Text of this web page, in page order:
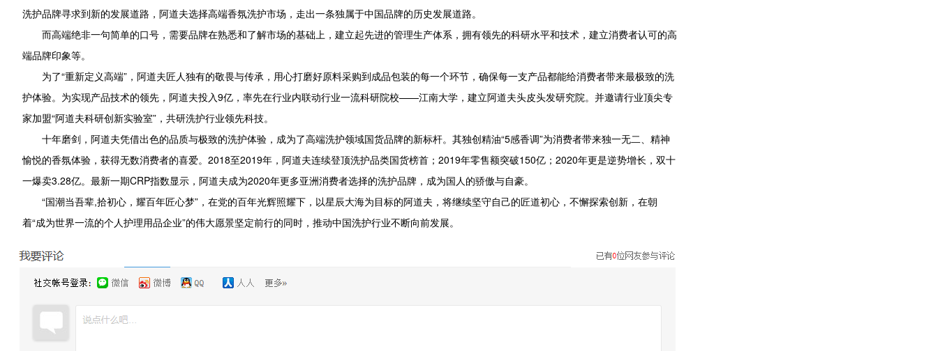
洗护品牌寻求到新的发展道路，阿道夫选择高端香氛洗护市场，走出一条独属于中国品牌的历史发展道路。
而高端绝非一句简单的口号，需要品牌在熟悉和了解市场的基础上，建立起先进的管理生产体系，拥有领先的科研水平和技术，建立消费者认可的高
端品牌印象等。
为了“重新定义高端”，阿道夫匠人独有的敬畏与传承，用心打磨好原料采购到成品包装的每一个环节，确保每一支产品都能给消费者带来最极致的洗
护体验。为实现产品技术的领先，阿道夫投入9亿，率先在行业内联动行业一流科研院校——江南大学，建立阿道夫头皮头发研究院。并邀请行业顶尖专
家加盟“阿道夫科研创新实验室”，共研洗护行业领先科技。
十年磨剑，阿道夫凭借出色的品质与极致的洗护体验，成为了高端洗护领域国货品牌的新标杆。其独创精油“5感香调”为消费者带来独一无二、精神
愉悦的香氛体验，获得无数消费者的喜爱。2018至2019年，阿道夫连续登顶洗护品类国货榜首；2019年零售额突破150亿；2020年更是逆势增长，双十
一爆卖3.28亿。最新一期CRP指数显示，阿道夫成为2020年更多亚洲消费者选择的洗护品牌，成为国人的骄傲与自豪。
“国潮当吾辈,拾初心，耀百年匠心梦”，在党的百年光辉照耀下，以星辰大海为目标的阿道夫，将继续坚守自己的匠道初心，不懈探索创新，在朝
着“成为世界一流的个人护理用品企业”的伟大愿景坚定前行的同时，推动中国洗护行业不断向前发展。